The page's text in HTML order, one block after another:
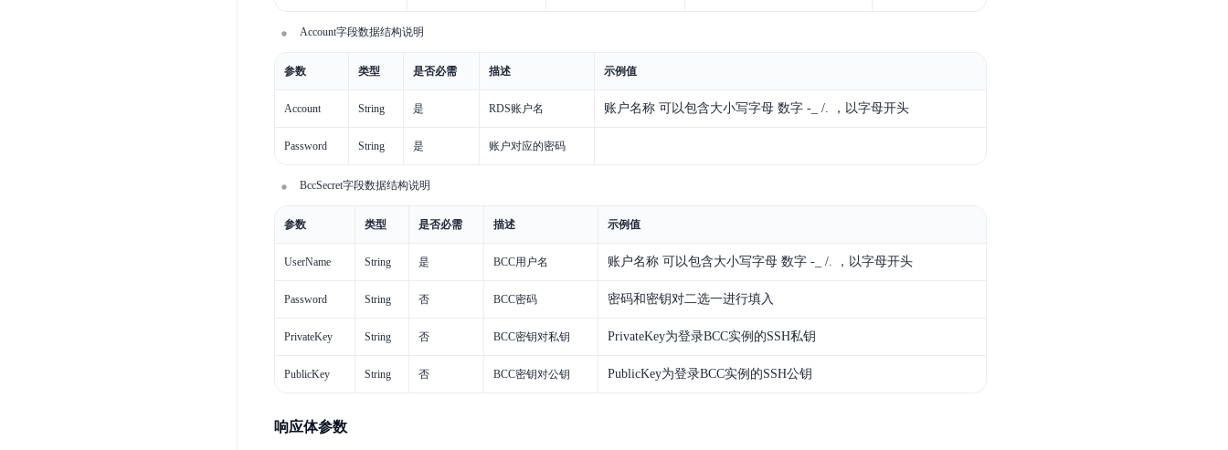
Account字段数据结构说明
参数 类型 是否必需 描述 示例值
Account String 是 RDS账户名 账户名称 可以包含大小写字母 数字 -_ /. ，以字母开头
Password String 是 账户对应的密码
BccSecret字段数据结构说明
参数 类型 是否必需 描述 示例值
UserName String 是 BCC用户名 账户名称 可以包含大小写字母 数字 -_ /. ，以字母开头
Password String 否 BCC密码 密码和密钥对二选一进行填入
PrivateKey String 否 BCC密钥对私钥 PrivateKey为登录BCC实例的SSH私钥
PublicKey String 否 BCC密钥对公钥 PublicKey为登录BCC实例的SSH公钥
响应体参数